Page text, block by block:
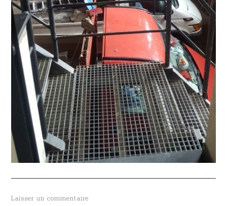
Laisser un commentaire